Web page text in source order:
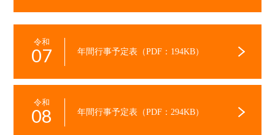
令和
07 年間行事予定表（PDF：194KB）
令和
08 年間行事予定表（PDF：294KB）